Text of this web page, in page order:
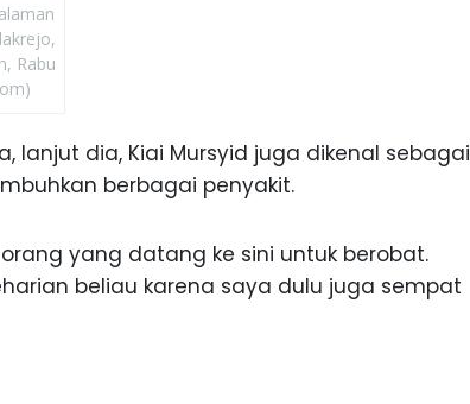
Rabu
lanjut dia, Kiai Mursyid juga dikenal sebagai
berbagai penyakit.
yang datang ke sini untuk berobat.
beliau karena saya dulu juga sempat